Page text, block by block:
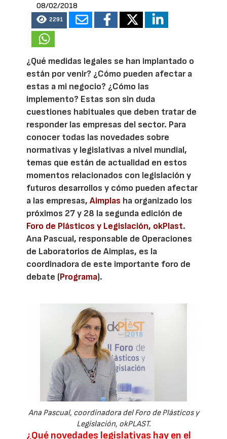
08/02/2018
2291
¿Qué medidas legales se han implantado o
están por venir? ¿Cómo pueden afectar a
estas a mi negocio? ¿Cómo las
implemento? Estas son sin duda
cuestiones habituales que deben tratar de
responder las empresas del sector. Para
conocer todas las novedades sobre
normativas y legislativas a nivel mundial,
temas que están de actualidad en estos
momentos relacionados con legislación y
futuros desarrollos y cómo pueden afectar
a las empresas,Aimplas ha organizado los
próximos 27 y 28 la segunda edición de
Foro de Plásticos y Legislación, okPlast.
Ana Pascual, responsable de Operaciones
de Laboratorios de Aimplas, es la
coordinadora de este importante foro de
debate (Programa).
Ana Pascual, coordinadora del Foro de Plásticos y
Legislación, okPLAST.
¿Qué novedades legislativas hay en el